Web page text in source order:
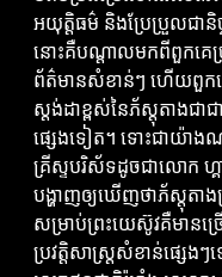
អយុត្តិធម៌ និងប្រែប្រួលជា
នោះគឺបណ្តាលមកពីពួកគេ
ព័ត៌មានសំខាន់ៗ ហើយពួក
ស្តង់ដាខ្ពស់នៃភ័ស្តុតាងជ
ផ្សេងទៀត។ ទោះជាយ៉ាង
គ្រីស្ទបរិស័ទដូចជាលោក ហ្
បង្ហាញឲ្យឃើញថាភ័ស្តុតាងប្
សម្រាប់ព្រះយេស៊ូវគឺមានច្
ប្រវត្តិសាស្ត្រសំខាន់ផ្សេង